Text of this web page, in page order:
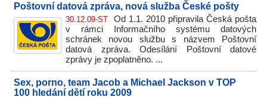
Poštovní datová zpráva, nová služba České pošty
30.12.09-ST
Od 1.1. 2010 připravila Česká pošta
v rámci Informačního systému datových
schránek novou službu s názvem Poštovní
datová zpráva. Odesílání Poštovní datové
zprávy je zpoplatněno. ...
Sex, porno, team Jacob a Michael Jackson v TOP
100 hledání dětí roku 2009